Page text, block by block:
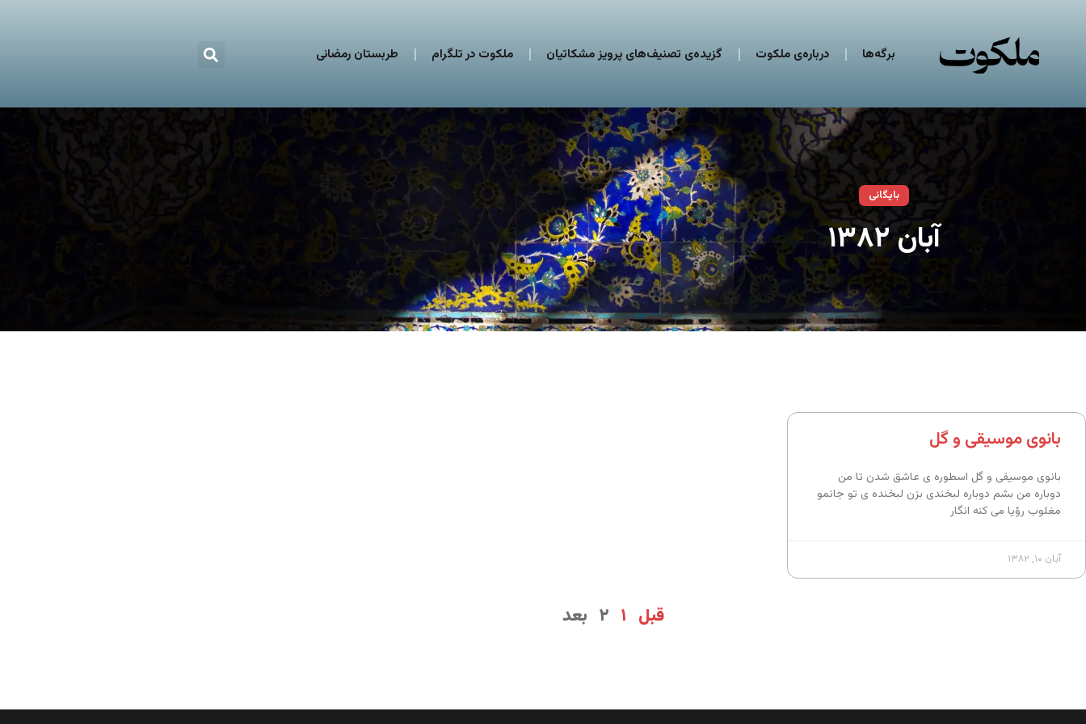
برگه‌ها درباره‌ی ملکوت گزیده‌ی تصنیف‌های پرویز مشکاتیان ملکوت در تلگرام طربستان رمضانی
بایگانی
آبان ۱۳۸۲
بانوی موسیقی و گل
بانوی موسیقی و گل اسطوره ی عاشق شدن تا من
دوباره من بشم دوباره لبخندی بزن لبخنده ی تو جانمو
مغلوب رؤیا می کنه انگار
آبان ۱۰, ۱۳۸۲
قبل ۱ ۲ بعد